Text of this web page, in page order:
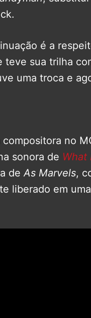
é a
teve sua trilha
uma troca e
no
sonora de What
de As Marvels,
liberado em